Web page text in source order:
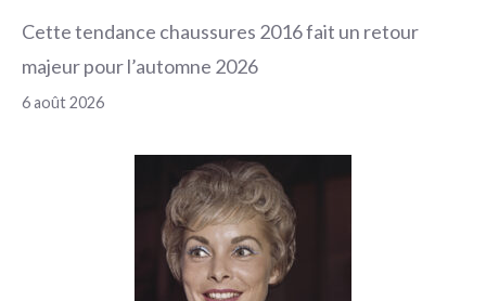
Cette tendance chaussures 2016 fait un retour
majeur pour l’automne 2026
6 août 2026